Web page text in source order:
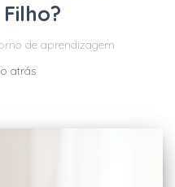
de aprendizagem
atrás